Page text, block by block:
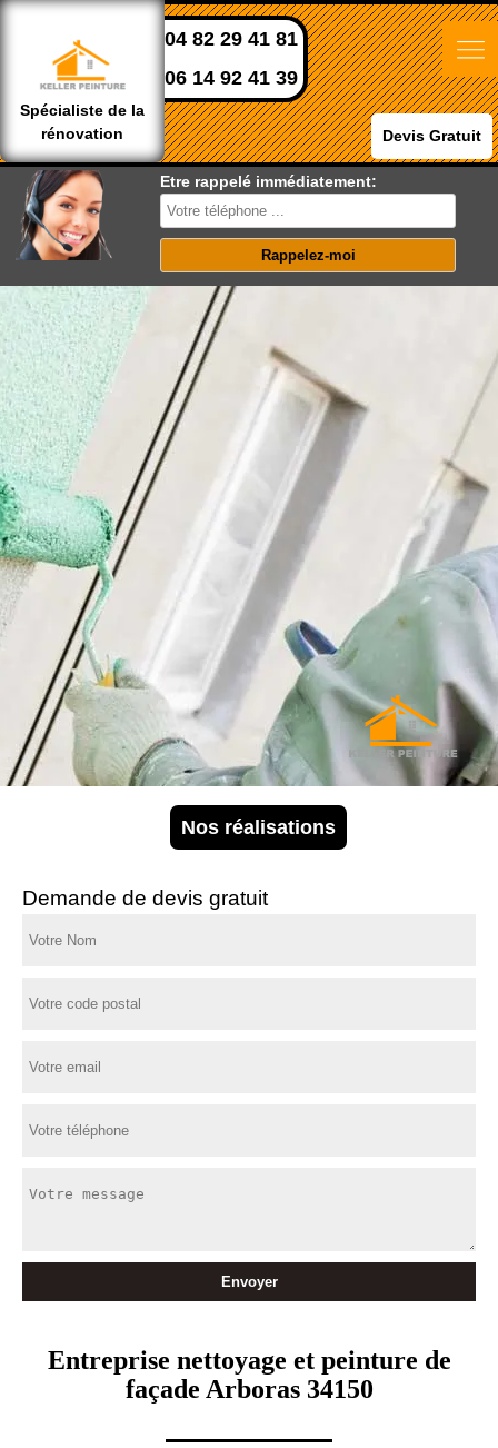
Spécialiste de la
rénovation
04 82 29 41 81
06 14 92 41 39
Devis Gratuit
Etre rappelé immédiatement:
Nos réalisations
Demande de devis gratuit
Entreprise nettoyage et peinture de
façade Arboras 34150